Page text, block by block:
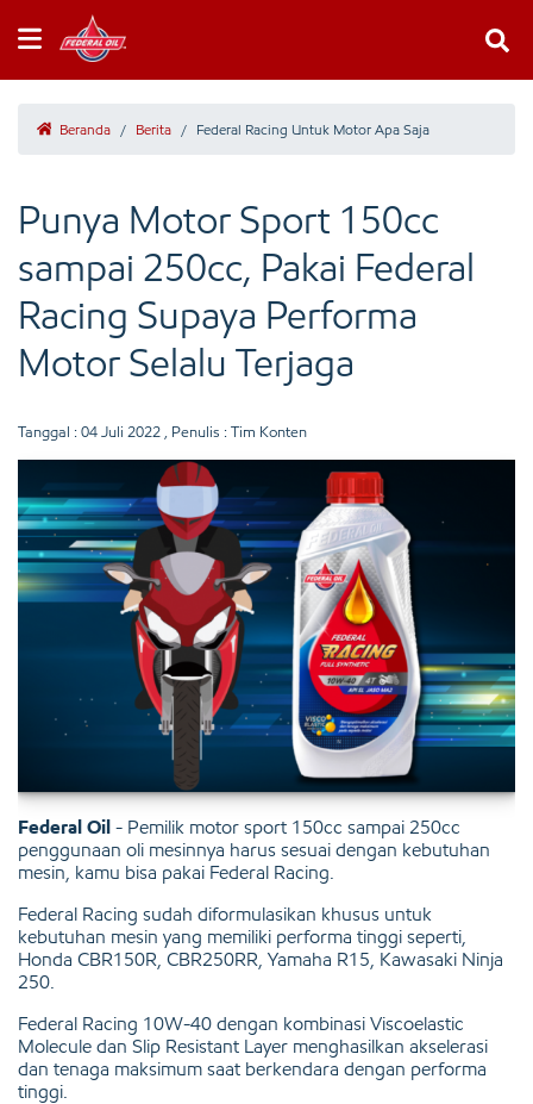
Beranda / Berita / Federal Racing Untuk Motor Apa Saja
Punya Motor Sport 150cc
sampai 250cc, Pakai Federal
Racing Supaya Performa
Motor Selalu Terjaga
Tanggal : 04 Juli 2022 , Penulis : Tim Konten
Federal Oil - Pemilik motor sport 150cc sampai 250cc
penggunaan oli mesinnya harus sesuai dengan kebutuhan
mesin, kamu bisa pakai Federal Racing.
Federal Racing sudah diformulasikan khusus untuk
kebutuhan mesin yang memiliki performa tinggi seperti,
Honda CBR150R, CBR250RR, Yamaha R15, Kawasaki Ninja
250.
Federal Racing 10W-40 dengan kombinasi Viscoelastic
Molecule dan Slip Resistant Layer menghasilkan akselerasi
dan tenaga maksimum saat berkendara dengan performa
tinggi.